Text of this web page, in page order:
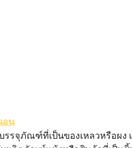
อน
รรจุภัณฑ์ที่เป็นของเหลวหรือผ